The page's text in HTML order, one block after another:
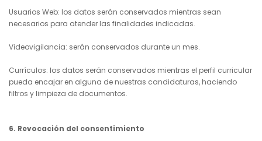
Usuarios Web: los datos serán conservados mientras sean
necesarios para atender las finalidades indicadas.
Videovigilancia: serán conservados durante un mes.
Currículos: los datos serán conservados mientras el perfil curricular
pueda encajar en alguna de nuestras candidaturas, haciendo
filtros y limpieza de documentos.
6. Revocación del consentimiento